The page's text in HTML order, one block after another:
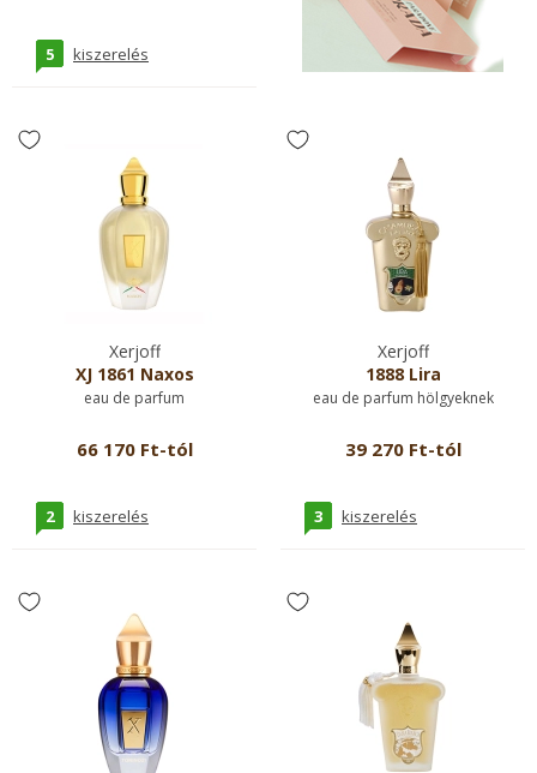
5 kiszerelés
Xerjoff
XJ 1861 Naxos
eau de parfum
66 170 Ft-tól
2 kiszerelés
Xerjoff
1888 Lira
eau de parfum hölgyeknek
39 270 Ft-tól
3 kiszerelés